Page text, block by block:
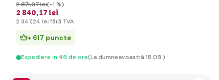
2 840,17 lei
2 871,07 lei(-1 %)
2 347,24 lei fără TVA
+ 617 puncte
Expediere in 48 de ore(La dumneavoastră 18.08.)